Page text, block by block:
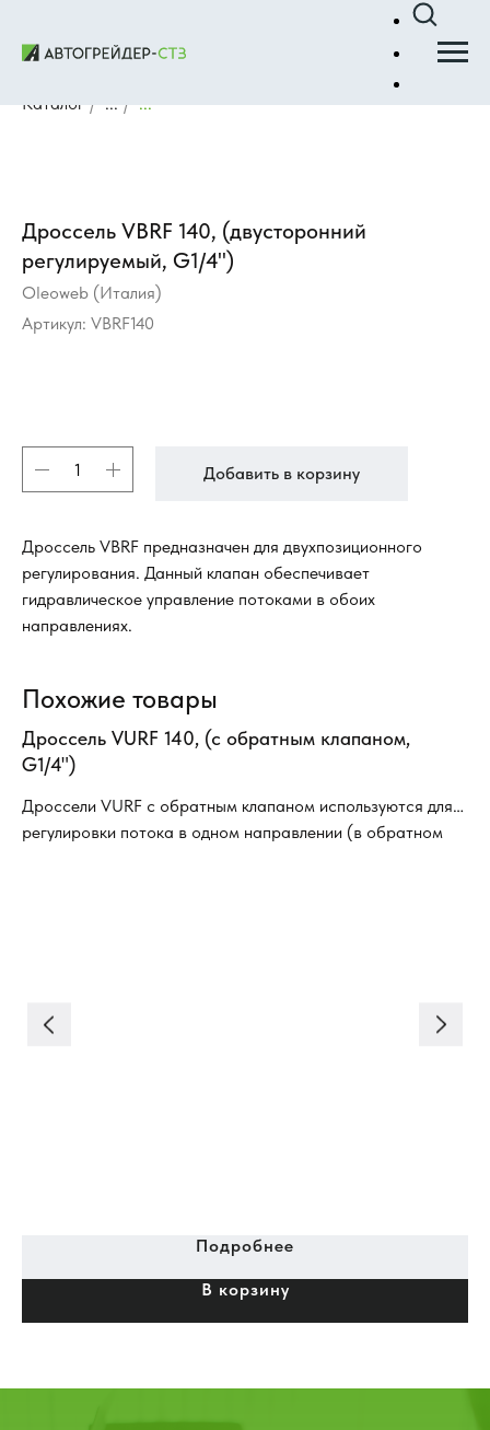
Каталог / ... / ...
Дроссель VBRF 140, (двусторонний
регулируемый, G1/4")
Oleoweb (Италия)
Артикул: VBRF140
Добавить в корзину
Дроссель VBRF предназначен для двухпозиционного
регулирования. Данный клапан обеспечивает
гидравлическое управление потоками в обоих
направлениях.
Похожие товары
Дроссель VURF 140, (с обратным клапаном,
G1/4")
Дроссели VURF с обратным клапаном используются для
регулировки потока в одном направлении (в обратном
Подробнее
В корзину